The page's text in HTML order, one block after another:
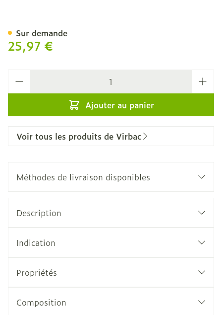
25,97 €
Ajouter au panier
Sur demande
Voir tous les produits de Virbac
Méthodes de livraison disponibles
Description
Indication
Propriétés
Composition